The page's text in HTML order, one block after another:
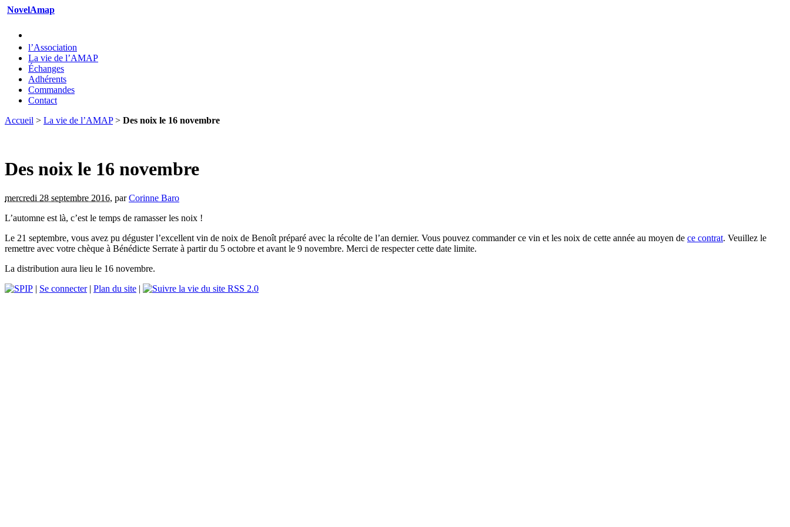
NovelAmap
l’Association
La vie de l’AMAP
Échanges
Adhérents
Commandes
Contact
Accueil > La vie de l’AMAP> Des noix le 16 novembre
Des noix le 16 novembre
mercredi 28 septembre 2016, parCorinne Baro
L’automne est là, c’est le temps de ramasser les noix !
Le 21 septembre, vous avez pu déguster l’excellent vin de noix de Benoît préparé avec la récolte de l’an dernier. Vous pouvez commander ce vin et les noix de cette année au moyen de ce contrat. Veuillez le
remettre avec votre chèque à Bénédicte Serrate à partir du 5 octobre et avant le 9 novembre. Merci de respecter cette date limite.
La distribution aura lieu le 16 novembre.
| Se connecter| Plan du site | RSS 2.0